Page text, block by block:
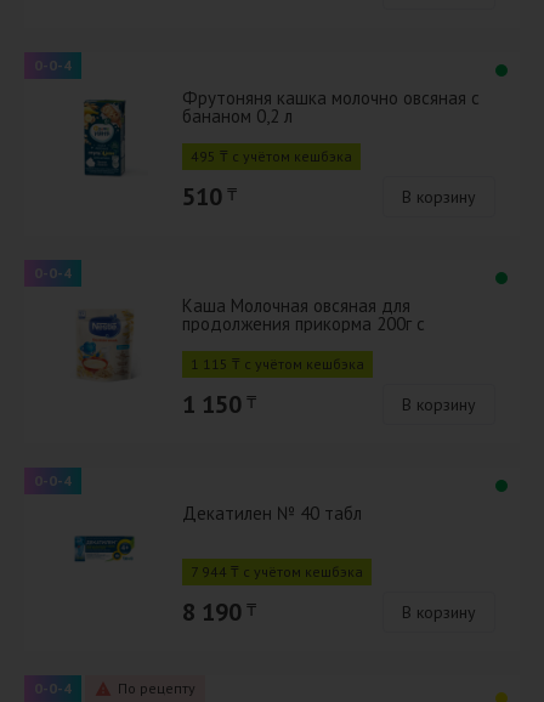
0-0-4
Фрутоняня кашка молочно овсяная с
бананом 0,2 л
495 ₸ с учётом кешбэка
510 ₸ В корзину
0-0-4
Каша Молочная овсяная для
продолжения прикорма 200г с
1 115 ₸ с учётом кешбэка
1 150 ₸ В корзину
0-0-4
Декатилен № 40 табл
7 944 ₸ с учётом кешбэка
8 190 ₸ В корзину
0-0-4 По рецепту